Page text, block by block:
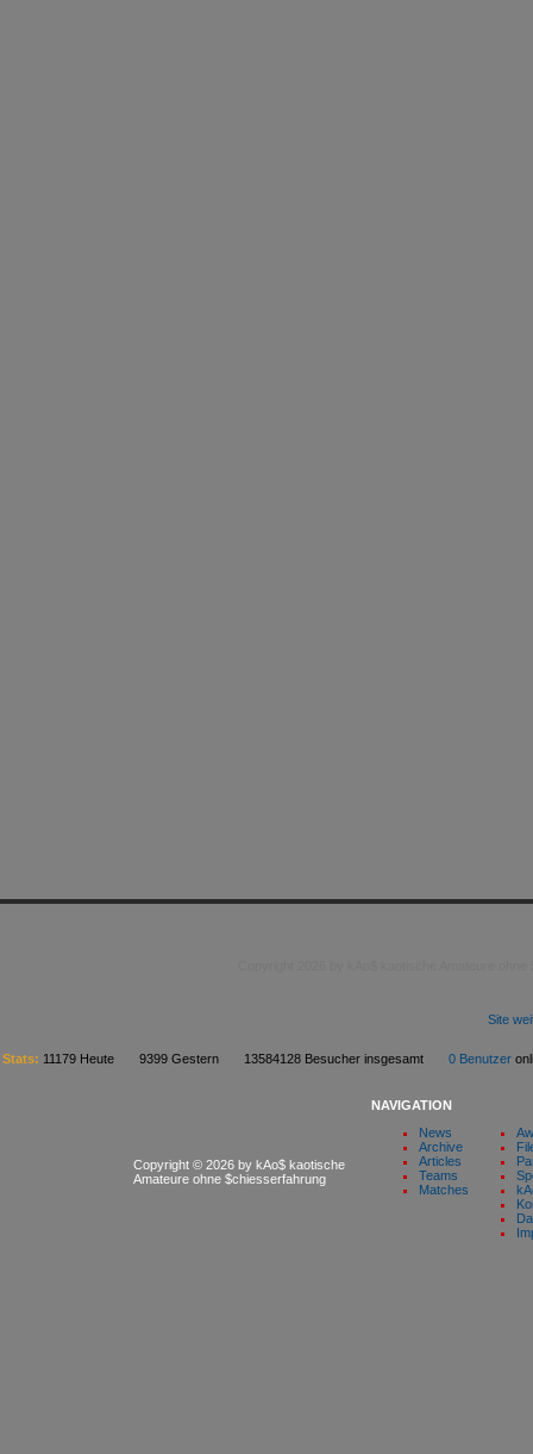
Site
Stats: 11179 Heute 9399 Gestern 13584128 Besucher insgesamt 0 Benutzer
Copyright © 2026 by kAo$ kaotische
Amateure ohne $chiesserfahrung
NAVIGATION
News
Archive
Articles
Teams
Matches